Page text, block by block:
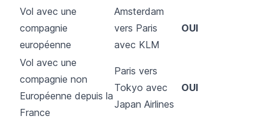
Vol avec une
compagnie
européenne
Amsterdam
vers Paris
avec KLM
OUI
Vol avec une
compagnie non
Européenne depuis la
France
Paris vers
Tokyo avec
Japan Airlines
OUI